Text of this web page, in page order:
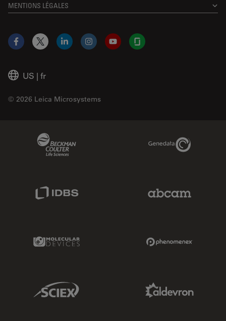
MENTIONS LÉGALES
US | fr
© 2026 Leica Microsystems
Facebook
X LinkedInInstagramYouTubeGlassdoor
Genedata Link
Molecular Devices Link
Sciex Link